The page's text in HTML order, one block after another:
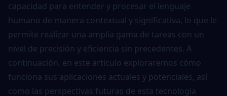
capacidad para entender y procesar el lenguaje
humano de manera contextual y significativa, lo que le
permite realizar una amplia gama de tareas con un
nivel de precisión y eficiencia sin precedentes. A
continuación, en este artículo exploraremos cómo
funciona sus aplicaciones actuales y potenciales, así
como las perspectivas futuras de esta tecnología